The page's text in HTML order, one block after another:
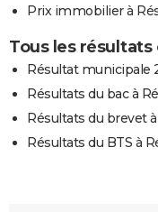
Prix immobilier à
Tous les
Résultat municipale
Résultats du bac à
Résultats du brevet
Résultats du BTS à